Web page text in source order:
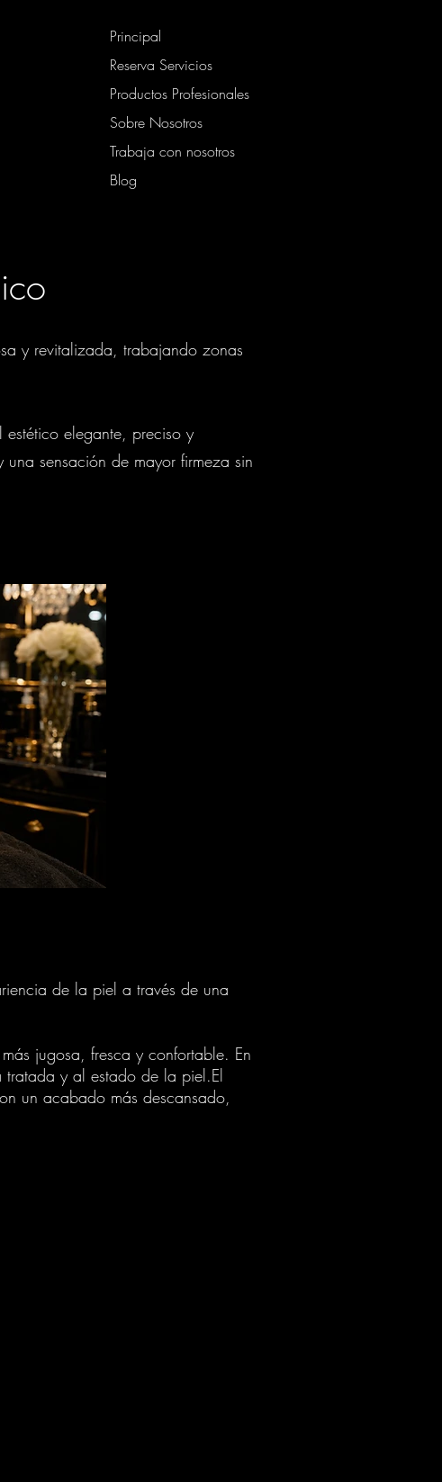
Principal
Reserva Servicios
Productos Profesionales
Sobre Nosotros
Trabaja con nosotros
Blog
y revitalizada, trabajando zonas
elegante, preciso y
sensación de mayor firmeza sin
de la piel a través de una
jugosa, fresca y confortable. En
y al estado de la piel.El
un acabado más descansado,